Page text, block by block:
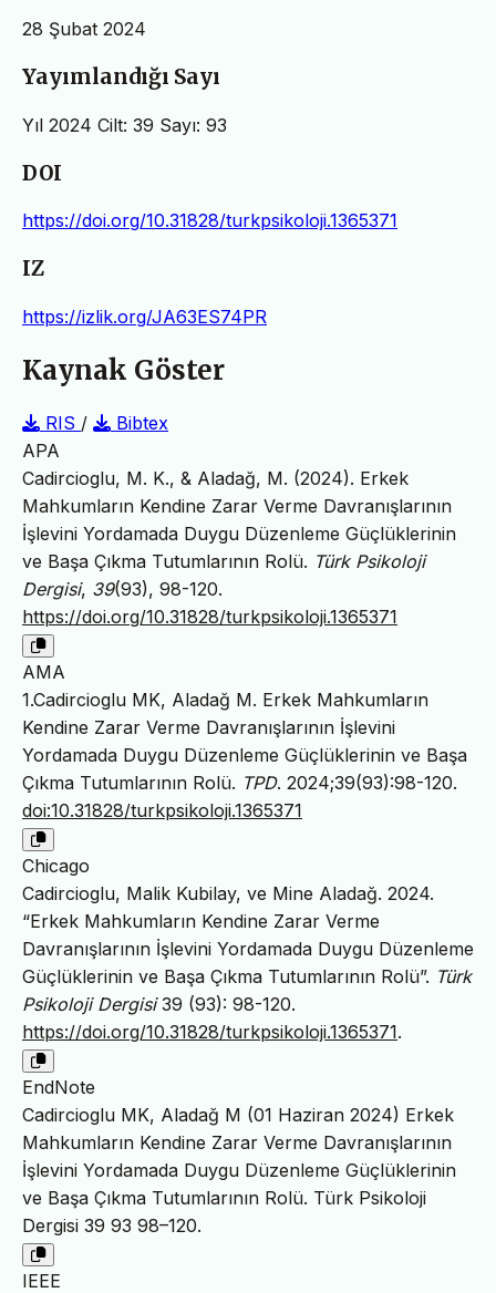
28 Şubat 2024
Yayımlandığı Sayı
Yıl 2024 Cilt: 39 Sayı: 93
DOI
https://doi.org/10.31828/turkpsikoloji.1365371
IZ
https://izlik.org/JA63ES74PR
Kaynak Göster
RIS /
Bibtex
APA
Cadircioglu, M. K., & Aladağ, M. (2024). Erkek
Mahkumların Kendine Zarar Verme Davranışlarının
İşlevini Yordamada Duygu Düzenleme Güçlüklerinin
ve Başa Çıkma Tutumlarının Rolü. Türk Psikoloji
Dergisi, 39(93), 98-120.
https://doi.org/10.31828/turkpsikoloji.1365371
AMA
1.Cadircioglu MK, Aladağ M. Erkek Mahkumların
Kendine Zarar Verme Davranışlarının İşlevini
Yordamada Duygu Düzenleme Güçlüklerinin ve Başa
Çıkma Tutumlarının Rolü. TPD. 2024;39(93):98-120.
doi:10.31828/turkpsikoloji.1365371
Chicago
Cadircioglu, Malik Kubilay, ve Mine Aladağ. 2024.
“Erkek Mahkumların Kendine Zarar Verme
Davranışlarının İşlevini Yordamada Duygu Düzenleme
Güçlüklerinin ve Başa Çıkma Tutumlarının Rolü”. Türk
Psikoloji Dergisi39 (93): 98-120.
https://doi.org/10.31828/turkpsikoloji.1365371.
EndNote
Cadircioglu MK, Aladağ M (01 Haziran 2024) Erkek
Mahkumların Kendine Zarar Verme Davranışlarının
İşlevini Yordamada Duygu Düzenleme Güçlüklerinin
ve Başa Çıkma Tutumlarının Rolü. Türk Psikoloji
Dergisi 39 93 98–120.
IEEE